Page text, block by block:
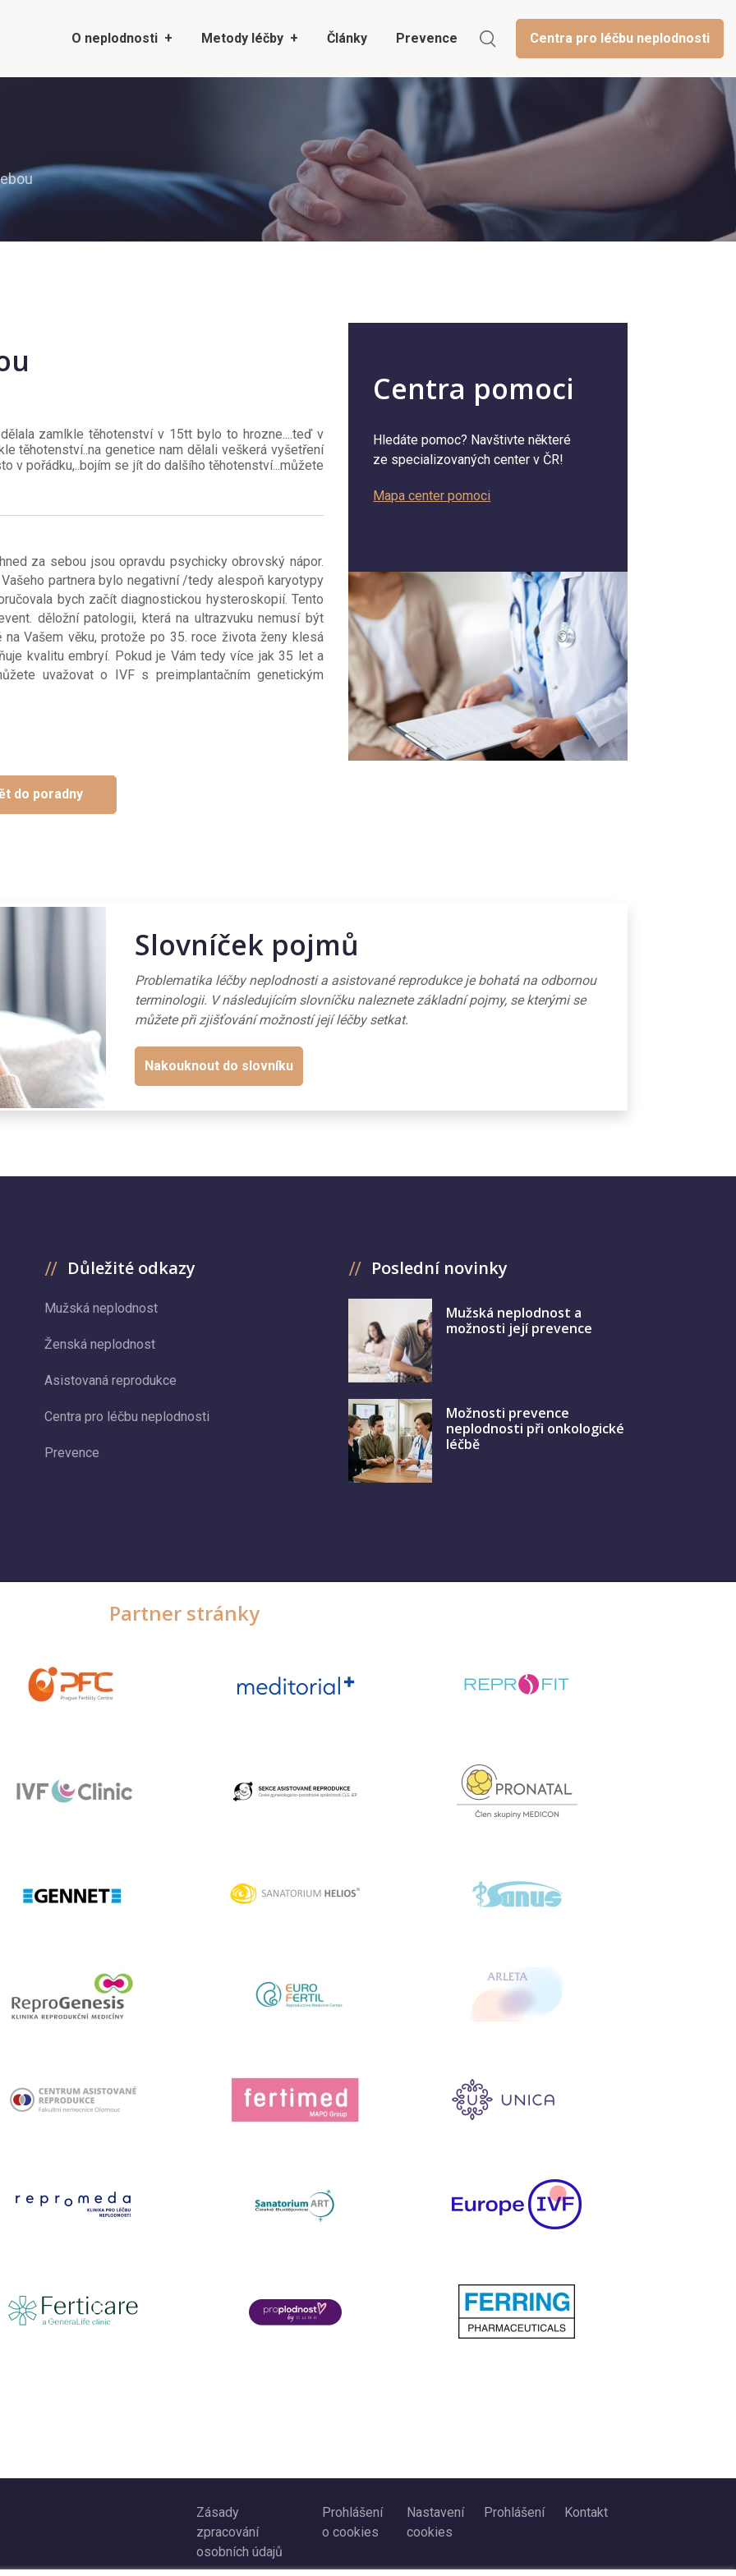
O neplodnosti Metody léčby Články Prevence Centra pro léčbu neplodnosti
zamlkle těhotenství v 15tt bylo to hrozne....teď v
těhotenství..na genetice nam dělali veškerá vyšetření
v pořádku,..bojím se jít do dalšího těhotenství...můžete
za sebou jsou opravdu psychicky obrovský nápor.
partnera bylo negativní /tedy alespoň karyotypy
bych začít diagnostickou hysteroskopií. Tento
děložní patologii, která na ultrazvuku nemusí být
na Vašem věku, protože po 35. roce života ženy klesá
kvalitu embryí. Pokud je Vám tedy více jak 35 let a
uvažovat o IVF s preimplantačním genetickým
do poradny
Centra pomoci
Hledáte pomoc? Navštivte některé
ze specializovaných center v ČR!
Mapa center pomoci
Slovníček pojmů
Problematika léčby neplodnosti a asistované reprodukce je bohatá na odbornou
terminologii. V následujícím slovníčku naleznete základní pojmy, se kterými se
můžete při zjišťování možností její léčby setkat.
Nakouknout do slovníku
Důležité odkazy
Mužská neplodnost
Ženská neplodnost
Asistovaná reprodukce
Centra pro léčbu neplodnosti
Prevence
Poslední novinky
Mužská neplodnost a
možnosti její prevence
Možnosti prevence
neplodnosti při onkologické
léčbě
Partner stránky
Zásady
zpracování
osobních údajů
Prohlášení
o cookies
Nastavení
cookies
Prohlášení Kontakt